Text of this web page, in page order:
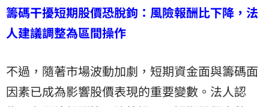
籌碼干擾短期股價恐脫鉤：風險報酬比下降，法
人建議調整為區間操作
不過，隨著市場波動加劇，短期資金面與籌碼面
因素已成為影響股價表現的重要變數。法人認